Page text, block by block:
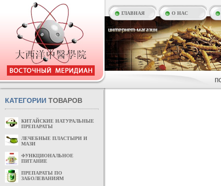
ГЛАВНАЯ О НАС
КАТЕГОРИИ ТОВАРОВ
КИТАЙСКИЕ НАТУРАЛЬНЫЕ
ПРЕПАРАТЫ
ЛЕЧЕБНЫЕ ПЛАСТЫРИ И
МАЗИ
ФУНКЦИОНАЛЬНОЕ
ПИТАНИЕ
ПРЕПАРАТЫ ПО
ЗАБОЛЕВАНИЯМ